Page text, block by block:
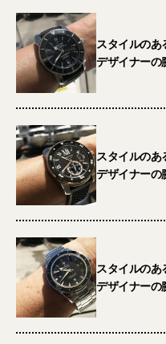
スタイルのあ
デザイナーの
スタイルのあ
デザイナーの
スタイルのあ
デザイナーの